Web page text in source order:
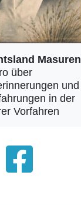
Masuren
über
und
in der
Vorfahren